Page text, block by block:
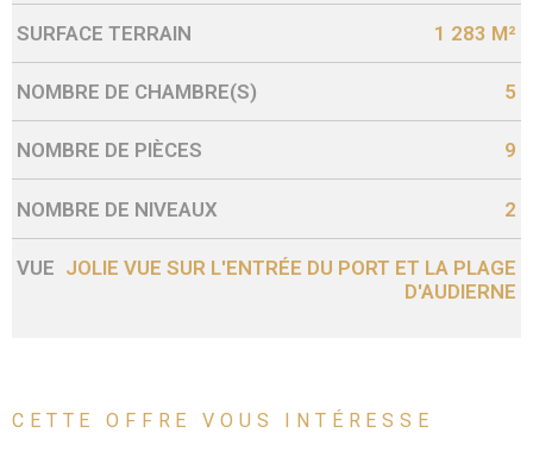
SURFACE TERRAIN 1 283 M²
NOMBRE DE CHAMBRE(S) 5
NOMBRE DE PIÈCES 9
NOMBRE DE NIVEAUX 2
VUE JOLIE VUE SUR L'ENTRÉE DU PORT ET LA PLAGE
D'AUDIERNE
CETTE OFFRE VOUS INTÉRESSE